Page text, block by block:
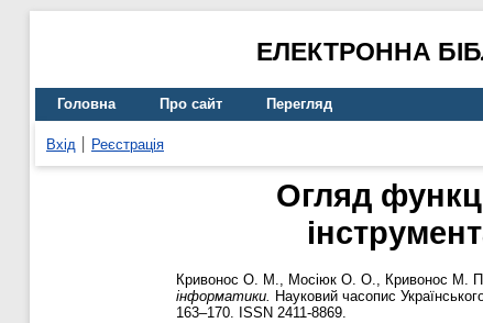
ЕЛЕКТРОННА
Головна Про сайт Перегляд
Вхід Реєстрація
Огляд
Кривонос О. М., Мосіюк О. О., Кривонос М.
інформатики. Науковий часопис
163–170. ISSN 2411-8869.